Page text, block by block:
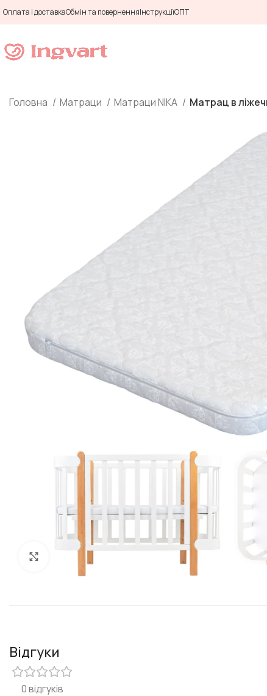
Оплата і доставкаОбмін та поверненняІнструкціїОПТ
Головна Матраци Матраци NIKA Матрац в
Відгуки
0 відгуків